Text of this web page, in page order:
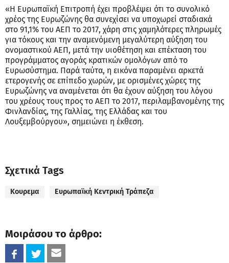
«Η Ευρωπαϊκή Επιτροπή έχει προβλέψει ότι το συνολικό
χρέος της Ευρωζώνης θα συνεχίσει να υποχωρεί σταδιακά
στο 91,1% του ΑΕΠ το 2017, χάρη στις χαμηλότερες πληρωμές
για τόκους και την αναμενόμενη μεγαλύτερη αύξηση του
ονομαστικού ΑΕΠ, μετά την υιοθέτηση και επέκταση του
προγράμματος αγοράς κρατικών ομολόγων από το
Ευρωσύστημα. Παρά ταύτα, η εικόνα παραμένει αρκετά
ετερογενής σε επίπεδο χωρών, με ορισμένες χώρες της
Ευρωζώνης να αναμένεται ότι θα έχουν αύξηση του λόγου
του χρέους τους προς το ΑΕΠ το 2017, περιλαμβανομένης της
Φινλανδίας, της Γαλλίας, της Ελλάδας και του
Λουξεμβούργου», σημειώνει η έκθεση.
Σχετικά Tags
Κουρεμα Ευρωπαϊκή Κεντρική Τράπεζα
Μοιράσου το άρθρο: